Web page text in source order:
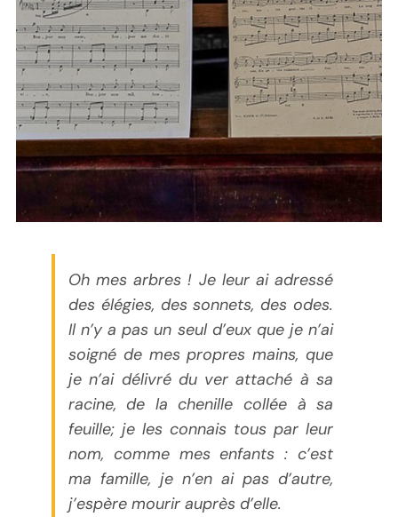
Oh mes arbres ! Je leur ai adressé
des élégies, des sonnets, des odes.
Il n’y a pas un seul d’eux que je n’ai
soigné de mes propres mains, que
je n’ai délivré du ver attaché à sa
racine, de la chenille collée à sa
feuille; je les connais tous par leur
nom, comme mes enfants : c’est
ma famille, je n’en ai pas d’autre,
j’espère mourir auprès d’elle.